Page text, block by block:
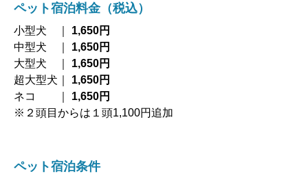
ペット宿泊料金（税込）
小型犬 ｜ 1,650円
中型犬 ｜ 1,650円
大型犬 ｜ 1,650円
超大型犬｜ 1,650円
ネコ ｜ 1,650円
※２頭目からは１頭1,100円追加
ペット宿泊条件